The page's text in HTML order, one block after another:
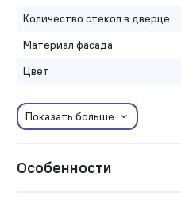
Количество стекол в дверце
Материал фасада
Цвет
Показать больше
Особенности